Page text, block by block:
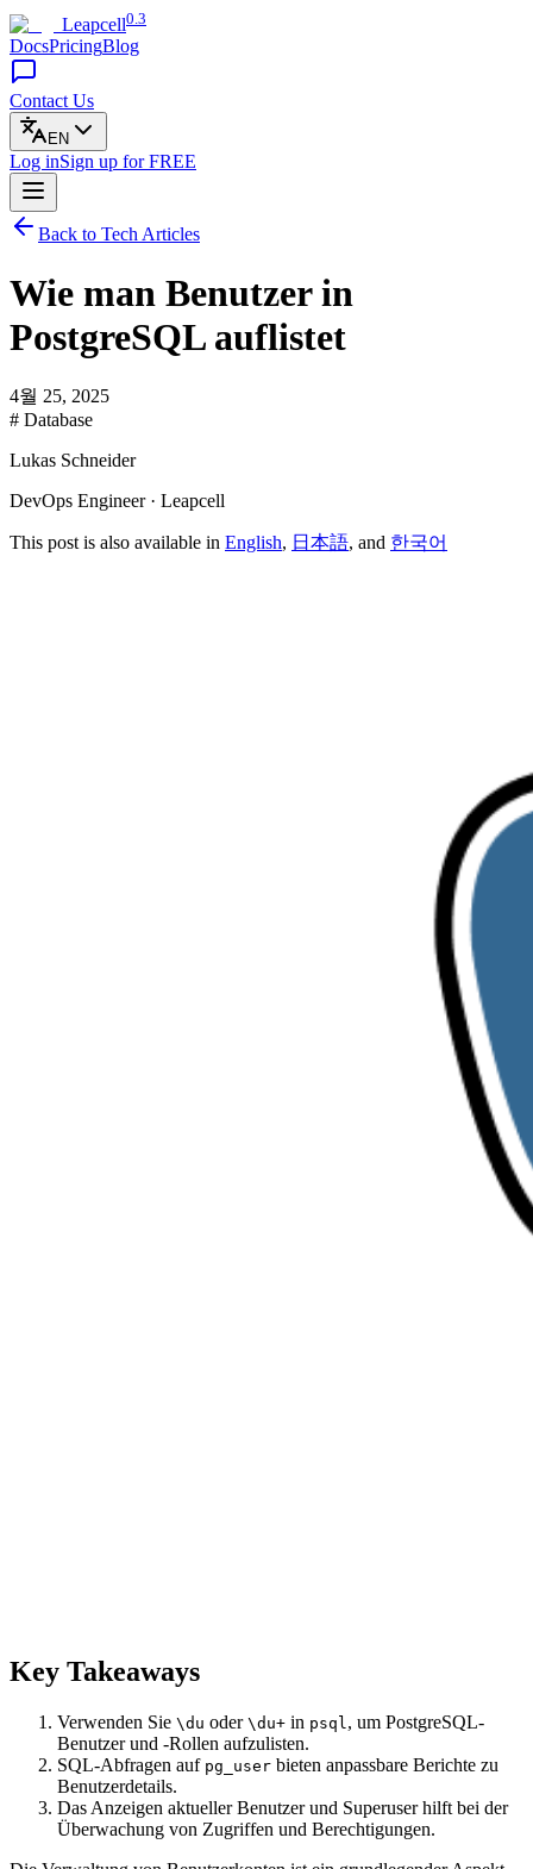
Leapcell0.3
DocsPricingBlog
Contact Us
EN
Log inSign up for FREE
Back to Tech Articles
Wie man Benutzer in
PostgreSQL auflistet
4월 25, 2025
# Database
Lukas Schneider
DevOps Engineer · Leapcell
This post is also available in English, 日本語, and 한국어
Key Takeaways
Verwenden Sie \du oder \du+ in psql, um PostgreSQL-
Benutzer und -Rollen aufzulisten.
SQL-Abfragen auf pg_user bieten anpassbare Berichte zu
Benutzerdetails.
Das Anzeigen aktueller Benutzer und Superuser hilft bei der
Überwachung von Zugriffen und Berechtigungen.